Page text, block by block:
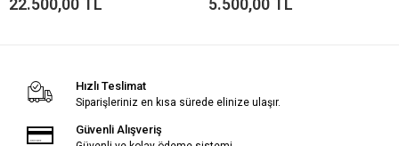
22.500,00 TL 5.500,00 TL
Hızlı Teslimat
Siparişleriniz en kısa sürede elinize ulaşır.
Güvenli Alışveriş